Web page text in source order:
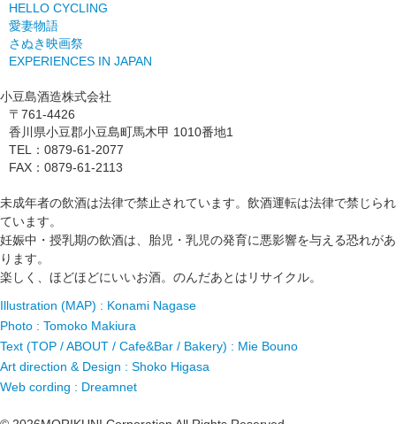
HELLO CYCLING
愛妻物語
さぬき映画祭
EXPERIENCES IN JAPAN
小豆島酒造株式会社
〒761-4426
香川県小豆郡小豆島町馬木甲 1010番地1
TEL：0879-61-2077
FAX：0879-61-2113
未成年者の飲酒は法律で禁止されています。飲酒運転は法律で禁じられ
ています。
妊娠中・授乳期の飲酒は、胎児・乳児の発育に悪影響を与える恐れがあ
ります。
楽しく、ほどほどにいいお酒。のんだあとはリサイクル。
Illustration (MAP) : Konami Nagase
Photo : Tomoko Makiura
Text (TOP / ABOUT / Cafe&Bar / Bakery) : Mie Bouno
Art direction & Design : Shoko Higasa
Web cording : Dreamnet